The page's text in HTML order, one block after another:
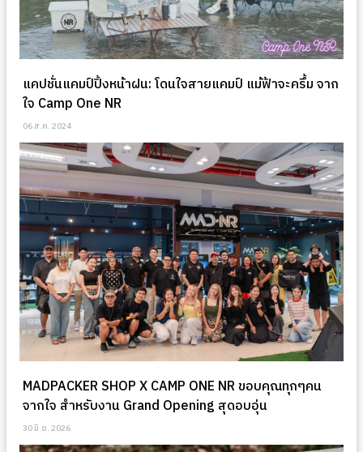
แคปชั่นแคมป์ปิ้งหน้าฝน: โดนใจสายแคมป์ แม้ฟ้าจะครึ้ม จาก
ใจ Camp One NR
06 ส.ค. 2024
MADPACKER SHOP X CAMP ONE NR ขอบคุณทุกๆคน
จากใจ สำหรับงาน Grand Opening สุดอบอุ่น
30 มิ.ย. 2026